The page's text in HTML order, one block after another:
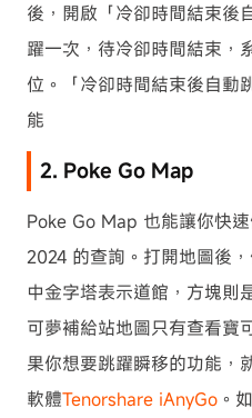
後，開啟「冷卻時間結束後
躍一次，待冷卻時間結束，
位。「冷卻時間結束後自動
能
2. Poke Go Map
Poke Go Map 也能讓你快
2024 的查詢。打開地圖後
中金字塔表示道館，方塊則
可夢補給站地圖只有查看寶
果你想要跳躍瞬移的功能，
軟體Tenorshare iAnyGo 。